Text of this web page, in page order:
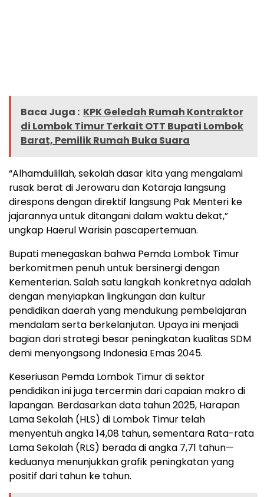
Baca Juga : KPK Geledah Rumah Kontraktor
di Lombok Timur Terkait OTT Bupati Lombok
Barat, Pemilik Rumah Buka Suara
“Alhamdulillah, sekolah dasar kita yang mengalami
rusak berat di Jerowaru dan Kotaraja langsung
direspons dengan direktif langsung Pak Menteri ke
jajarannya untuk ditangani dalam waktu dekat,”
ungkap Haerul Warisin pascapertemuan.
Bupati menegaskan bahwa Pemda Lombok Timur
berkomitmen penuh untuk bersinergi dengan
Kementerian. Salah satu langkah konkretnya adalah
dengan menyiapkan lingkungan dan kultur
pendidikan daerah yang mendukung pembelajaran
mendalam serta berkelanjutan. Upaya ini menjadi
bagian dari strategi besar peningkatan kualitas SDM
demi menyongsong Indonesia Emas 2045.
Keseriusan Pemda Lombok Timur di sektor
pendidikan ini juga tercermin dari capaian makro di
lapangan. Berdasarkan data tahun 2025, Harapan
Lama Sekolah (HLS) di Lombok Timur telah
menyentuh angka 14,08 tahun, sementara Rata-rata
Lama Sekolah (RLS) berada di angka 7,71 tahun—
keduanya menunjukkan grafik peningkatan yang
positif dari tahun ke tahun.